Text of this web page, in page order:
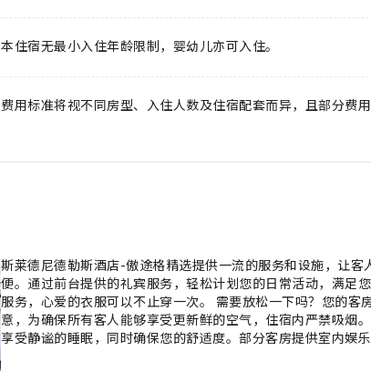
本住宿无最小入住年龄限制，婴幼儿亦可入住。
费用标准将视不同房型、入住人数及住宿配套而异，且部分费
斯莱德尼德勒斯酒店-傲途格精选提供一流的服务和设施，让
便。通过前台提供的礼宾服务，轻松计划您的日常活动，满足
服务，心爱的衣服可以不止穿一次。 需要放松一下吗？您的
意，为确保所有客人能够享受更新鲜的空气，住宿内严禁吸烟
享受静谧的睡眠，同时确保您的舒适度。部分客房提供室内娱
部分客房配备了冲泡咖啡或茶的器具，您的饮用需求一定会